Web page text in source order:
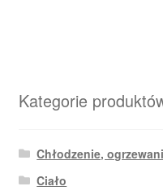
Kategorie
Chłodzenie,
Ciało